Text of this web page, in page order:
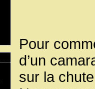
Pour
d’un
sur la